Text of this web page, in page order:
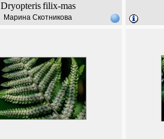
Dryopteris filix-mas
Марина Скотникова